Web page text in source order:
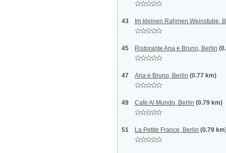
43 Im kleinen Rahmen Weinstube,
45 Ristorante Ana e Bruno, Berlin
47 Ana e Bruno, Berlin (0.77 km)
49 Cafe Al Mundo, Berlin (0.79 km)
51 La Petite France, Berlin (0.79